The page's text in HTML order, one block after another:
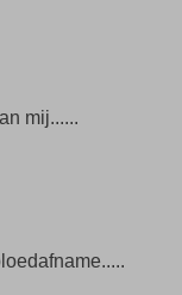
mij......